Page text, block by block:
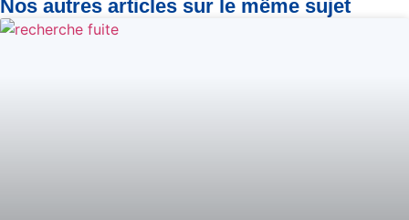
Nos autres articles sur le même sujet